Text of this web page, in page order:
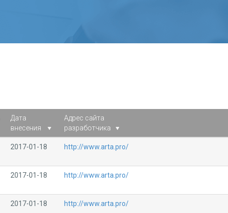
Дата
внесения
Адрес сайта
разработчика
2017-01-18 http://www.arta.pro/
2017-01-18 http://www.arta.pro/
2017-01-18 http://www.arta.pro/